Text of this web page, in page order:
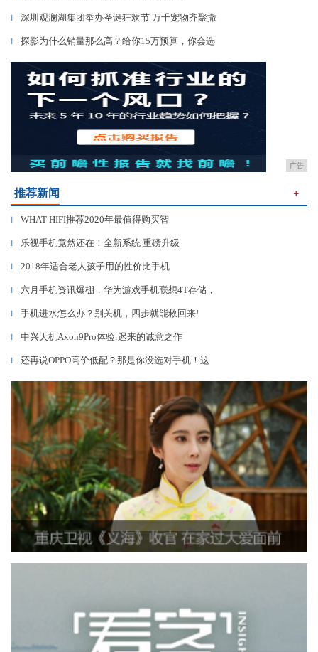
▎ 深圳观澜湖集团举办圣诞狂欢节 万千宠物齐聚撒
▎ 探影为什么销量那么高？给你15万预算，你会选
广告
推荐新闻 ＋
▎ WHAT HIFI推荐2020年最值得购买智
▎ 乐视手机竟然还在！全新系统 重磅升级
▎ 2018年适合老人孩子用的性价比手机
▎ 六月手机资讯爆棚，华为游戏手机联想4T存储，
▎ 手机进水怎么办？别关机，四步就能救回来!
▎ 中兴天机Axon9Pro体验:迟来的诚意之作
▎ 还再说OPPO高价低配？那是你没选对手机！这